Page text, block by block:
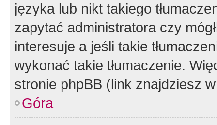
języka lub nikt takiego
zapytać administratora czy
interesuje a jeśli takie
wykonać takie tłumaczenie.
stronie phpBB (link znajdziesz
Góra